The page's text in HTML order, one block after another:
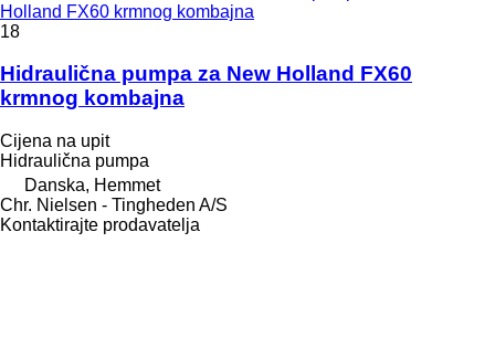
Holland FX60 krmnog kombajna
18
Hidraulična pumpa za New Holland FX60
krmnog kombajna
Cijena na upit
Hidraulična pumpa
Danska, Hemmet
Chr. Nielsen - Tingheden A/S
Kontaktirajte prodavatelja